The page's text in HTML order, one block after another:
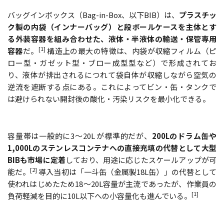
バッグインボックス（Bag-in-Box、以下BIB）は、 プラスチッ
ク製の内袋（インナーバッグ）と段ボールケースを主体とす
る外装容器を組み合わせた、液体・半液体の輸送・保管専用
容器だ。 [1] 構造上の最大の特徴は、内袋が収縮フィルム（ピ
ロー型・ガゼット型・ブロー成型型など）で形成されてお
り、液体が排出されるにつれて袋自体が収縮しながら空気の
逆流を遮断する点にある。これによってビン・缶・タンクで
は避けられない開封後の酸化・汚染リスクを最小化できる。
容量帯は一般的に3〜20L が標準的だが、 200Lのドラム缶や
1,000Lのステンレスコンテナへの直接充填の代替として大型
BIBも市場に定着しており、用途に応じたスケールアップが可
能だ。[2] 導入当初は「一斗缶（金属製18L缶）」の代替として
使われはじめたため18〜20L容量が主流であったが、作業員の
負荷軽減を目的に10L以下への小容量化も進んでいる。 [1]